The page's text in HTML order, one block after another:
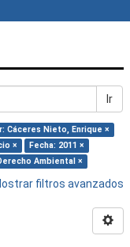
Ir
Cáceres Nieto, Enrique ×
×
Fecha: 2011 ×
Ambiental ×
filtros avanzados